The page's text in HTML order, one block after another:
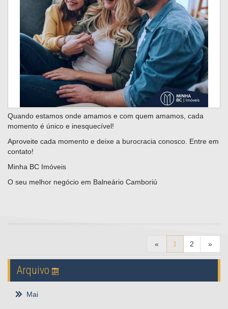
Quando estamos onde amamos e com quem amamos, cada
momento é único e inesquecível!
Aproveite cada momento e deixe a burocracia conosco. Entre em
contato!
Minha BC Imóveis
O seu melhor negócio em Balneário Camboriú
« 1 2 »
Arquivo
Mai